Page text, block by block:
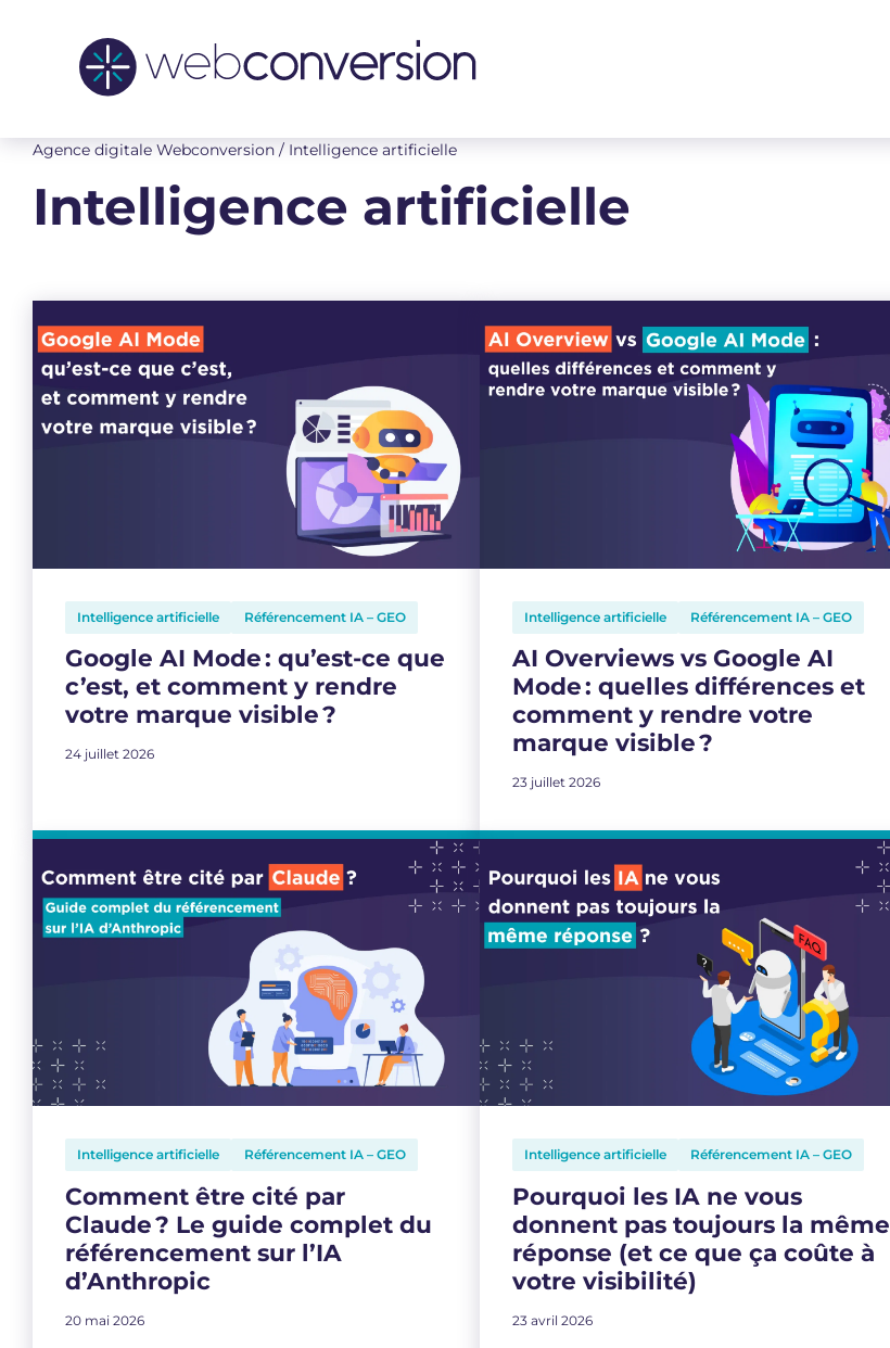
Agence digitale Webconversion / Intelligence artificielle
Intelligence artificielle
Intelligence artificielle Référencement IA – GEO
Google AI Mode : qu’est-ce que
c’est, et comment y rendre
votre marque visible ?
24 juillet 2026
Intelligence artificielle Référencement IA – GEO
AI Overviews vs Google AI
Mode : quelles différences et
comment y rendre votre
marque visible ?
23 juillet 2026
Intelligence artificielle Référencement IA – GEO
Comment être cité par
Claude ? Le guide complet du
référencement sur l’IA
d’Anthropic
20 mai 2026
Intelligence artificielle Référencement IA – GEO
Pourquoi les IA ne vous
donnent pas toujours la même
réponse (et ce que ça coûte à
votre visibilité)
23 avril 2026